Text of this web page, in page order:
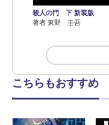
殺人の門 下 新装版
著者 東野 圭吾
こちらもおすすめ